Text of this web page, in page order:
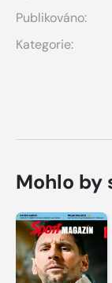
Publikováno:
Kategorie:
Mohlo by